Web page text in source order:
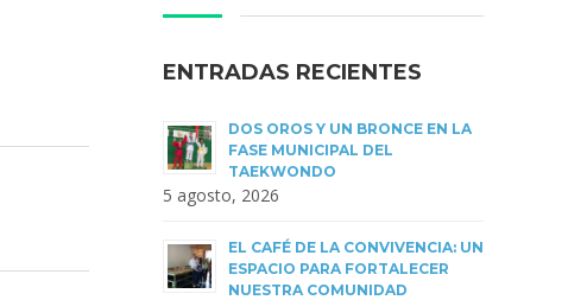
ENTRADAS RECIENTES
DOS OROS Y UN BRONCE EN LA
FASE MUNICIPAL DEL
TAEKWONDO
5 agosto, 2026
EL CAFÉ DE LA CONVIVENCIA: UN
ESPACIO PARA FORTALECER
NUESTRA COMUNIDAD